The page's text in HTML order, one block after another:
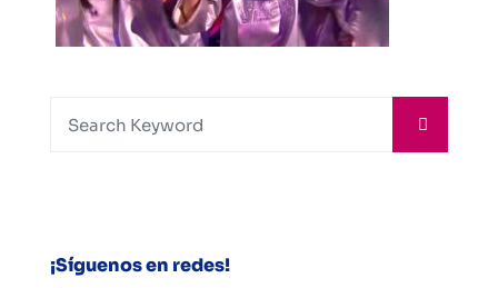
¡Síguenos en redes!